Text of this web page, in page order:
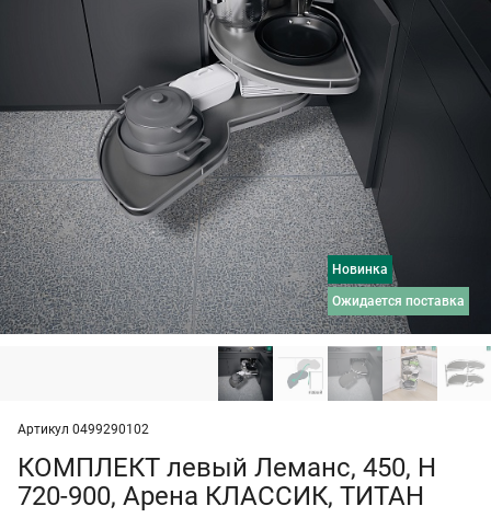
Новинка
ожидается поставка
Артикул 0499290102
КОМПЛЕКТ левый Леманс, 450, H
720-900, Арена КЛАССИК, ТИТАН